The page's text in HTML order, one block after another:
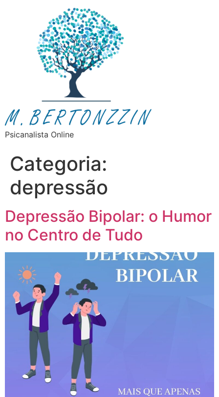
Psicanalista Online
Categoria:
depressão
Depressão Bipolar: o Humor
no Centro de Tudo